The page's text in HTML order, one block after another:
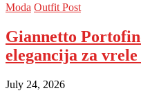
Moda Outfit Post
Giannetto
elegancija za
July 24, 2026